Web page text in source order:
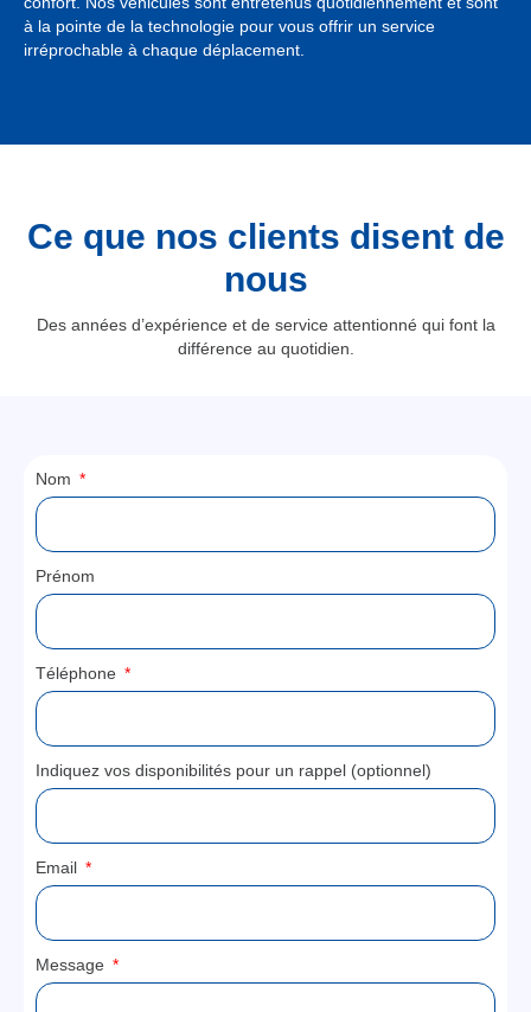
à la pointe de la technologie pour vous offrir un service
irréprochable à chaque déplacement.
Ce que nos clients disent de
nous
Des années d’expérience et de service attentionné qui font la
différence au quotidien.
Nom
Prénom
Téléphone
Indiquez vos disponibilités pour un rappel (optionnel)
Email
Message